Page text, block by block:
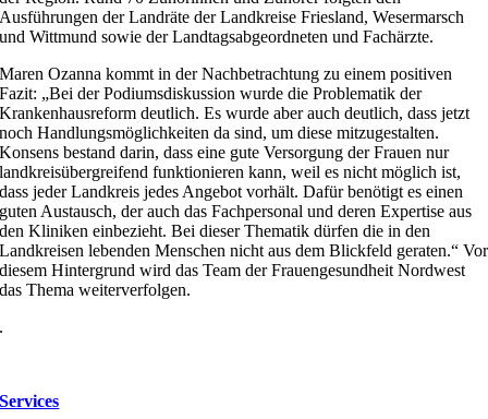
Ausführungen der Landräte der Landkreise Friesland, Wesermarsch
und Wittmund sowie der Landtagsabgeordneten und Fachärzte.
Maren Ozanna kommt in der Nachbetrachtung zu einem positiven
Fazit: „Bei der Podiumsdiskussion wurde die Problematik der
Krankenhausreform deutlich. Es wurde aber auch deutlich, dass jetzt
noch Handlungsmöglichkeiten da sind, um diese mitzugestalten.
Konsens bestand darin, dass eine gute Versorgung der Frauen nur
landkreisübergreifend funktionieren kann, weil es nicht möglich ist,
dass jeder Landkreis jedes Angebot vorhält. Dafür benötigt es einen
guten Austausch, der auch das Fachpersonal und deren Expertise aus
den Kliniken einbezieht. Bei dieser Thematik dürfen die in den
Landkreisen lebenden Menschen nicht aus dem Blickfeld geraten.“ Vor
diesem Hintergrund wird das Team der Frauengesundheit Nordwest
das Thema weiterverfolgen.
.
Services